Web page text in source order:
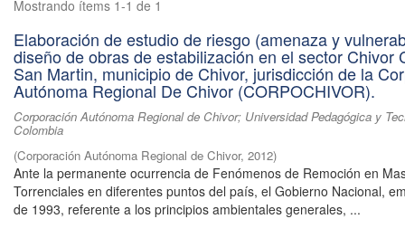
Mostrando ítems 1-1 de 1
Elaboración de estudio de riesgo (amenaza y
diseño de obras de estabilización en el sector Chivor
San Martin, municipio de Chivor, jurisdicción de la
Autónoma Regional De Chivor (CORPOCHIVOR).
Corporación Autónoma Regional de Chivor; Universidad Pedagógica y
Colombia
(Corporación Autónoma Regional de Chivor, 2012)
Ante la permanente ocurrencia de Fenómenos de Remoción en
Torrenciales en diferentes puntos del país, el Gobierno Nacional,
de 1993, referente a los principios ambientales generales, ...